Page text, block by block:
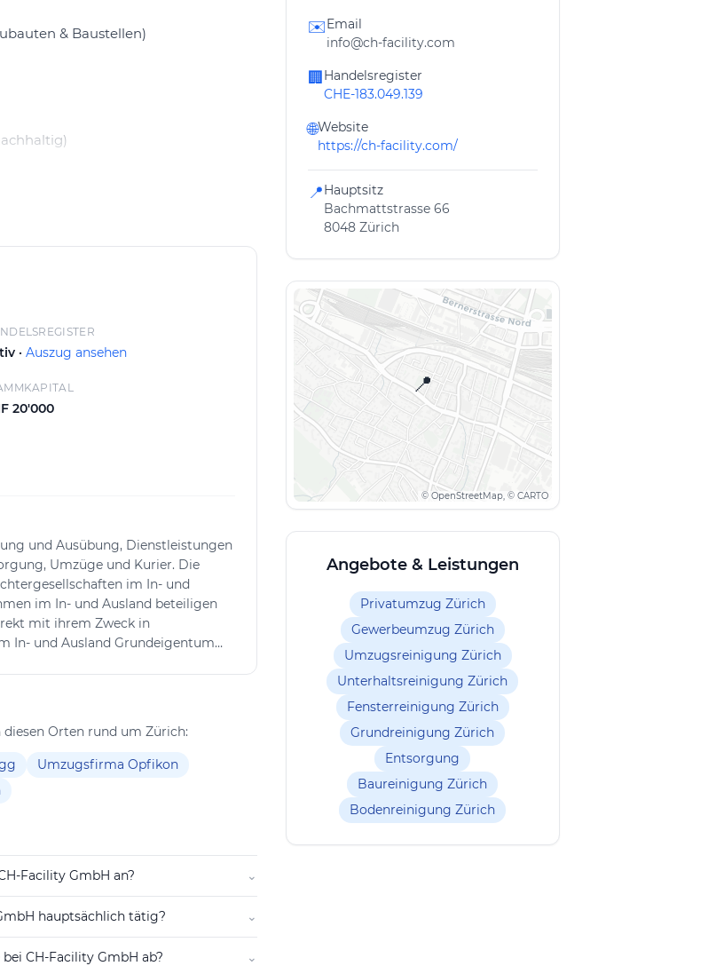
& Baustellen)
sorgen wir für saubere
·Auszug ansehen
20'000
und Ausübung, Dienstleistungen
Umzüge und Kurier. Die
im In- und
im In- und Ausland beteiligen
mit ihrem Zweck in
In- und Ausland Grundeigentum
Orten rund um Zürich:
Umzugsfirma Opfikon
Facility GmbH an? ⌄
hauptsächlich tätig? ⌄
CH-Facility GmbH ab? ⌄
✉️Email
info@ch-facility.com
🏢 Handelsregister
CHE-183.049.139
🌐Website
https://ch-facility.com/
📍Hauptsitz
Bachmattstrasse 66
8048 Zürich
📍
© OpenStreetMap, © CARTO
Angebote & Leistungen
Privatumzug Zürich
Gewerbeumzug Zürich
Umzugsreinigung Zürich
Unterhaltsreinigung Zürich
Fensterreinigung Zürich
Grundreinigung Zürich
Entsorgung
Baureinigung Zürich
Bodenreinigung Zürich